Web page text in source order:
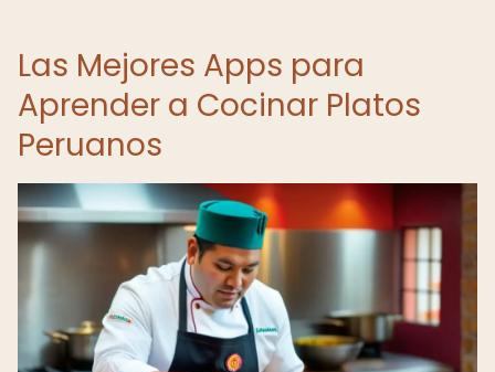
Las Mejores Apps para
Aprender a Cocinar Platos
Peruanos